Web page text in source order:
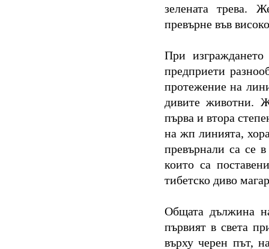
зелената трева.
превърне във
При
предприети
протежение на
дивите животни.
първа и втора
на жп линията,
превърнали са се
които са
тибетско диво
Общата дължина
първият в света
върху черен път,